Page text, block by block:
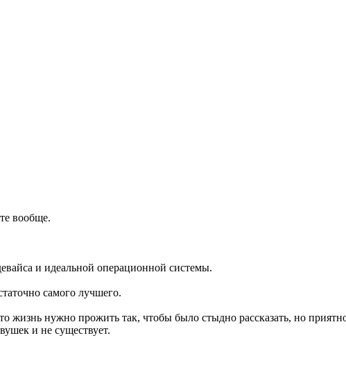
вообще.
и идеальной операционной системы.
самого лучшего.
нужно прожить так, чтобы было стыдно рассказать, но
и не существует.